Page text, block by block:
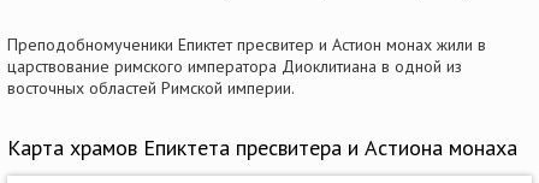
Преподобномученики Епиктет пресвитер и Астион монах жили в
царствование римского императора Диоклитиана в одной из
восточных областей Римской империи.
Карта храмов Епиктета пресвитера и Астиона монаха